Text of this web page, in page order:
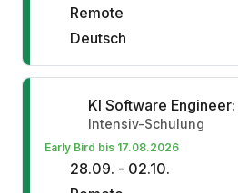
Remote
Deutsch
Intensiv-Schulung
Early Bird bis 17.08.2026
28.09. - 02.10.